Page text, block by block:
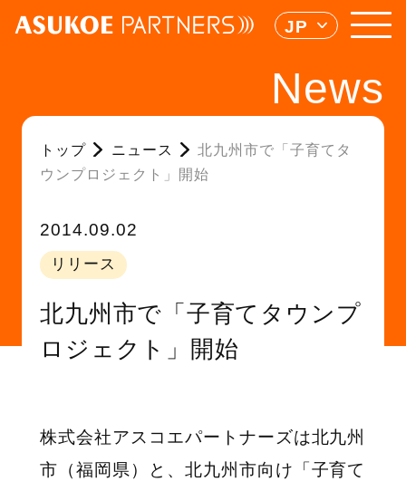
JP
News
トップ ニュース
北九州市で「子育てタ
ウンプロジェクト」開始
2014.09.02
リリース
北九州市で「子育てタウンプ
ロジェクト」開始
株式会社アスコエパートナーズは北九州
市（福岡県）と、北九州市向け「子育て